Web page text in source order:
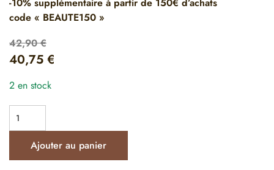
code « BEAUTE150 »
42,90€
40,75 €
2 en stock
Ajouter au panier